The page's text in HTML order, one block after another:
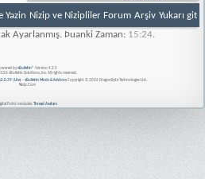
Yazin Nizip ve Nizipliler Forum Arşiv Yukarı git
Ayarlanmış. Þuanki Zaman: 15:24.
by vBulletin® Version 4.2.5
vBulletin Solutions, Inc. All rights reserved.
v2.0.39 (Lite)- vBulletin Mods & AddonsCopyright © 2026 DragonByte Technologies Ltd.
Nizip.Com
Point modules:Thread Avatars